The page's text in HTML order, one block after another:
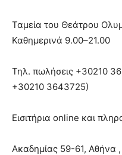
Ταμεία τoυ Θεάτρου
Καθημερινά 9.00–21.00
Τηλ. πωλήσεις +30210
+30210 3643725)
Εισιτήρια online και
Ακαδημίας 59-61, Αθήνα